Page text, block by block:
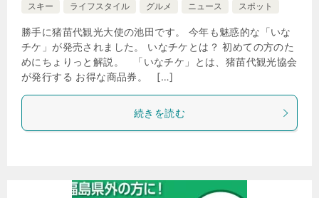
スキー
ライフスタイル グルメ ニュース スポット
勝手に猪苗代観光大使の池田です。 今年も魅惑的な「いな
チケ」が発売されました。 いなチケとは？ 初めての方のた
めにちょりっと解説。 「いなチケ」とは、猪苗代観光協会
が発行する お得な商品券。 […]
続きを読む